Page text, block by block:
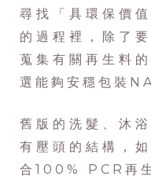
尋找「具環保價
的過程裡，除了
蒐集有關再生料
選能夠安穩包裝
舊版的洗髮、沐
有壓頭的結構，
合100% PCR再